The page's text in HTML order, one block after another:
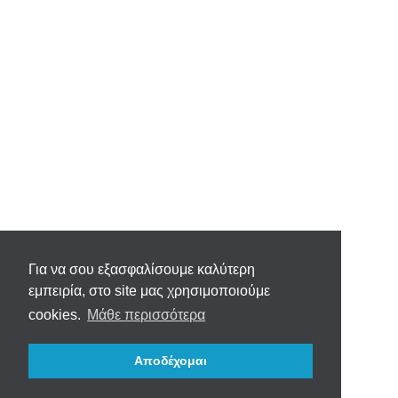
Για να σου εξασφαλίσουμε καλύτερη
εμπειρία, στο site μας χρησιμοποιούμε
cookies. Μάθε περισσότερα
Αποδέχομαι